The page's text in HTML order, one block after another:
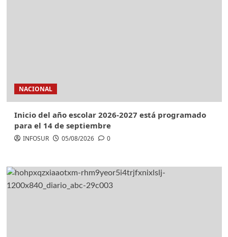
NACIONAL
Inicio del año escolar 2026-2027 está programado
para el 14 de septiembre
INFOSUR 05/08/2026 0